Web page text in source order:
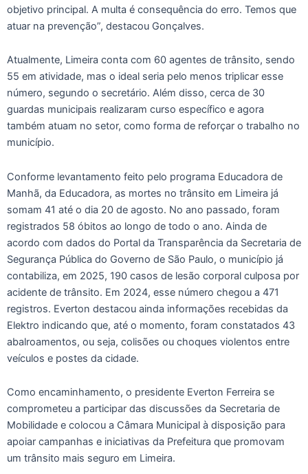
objetivo principal. A multa é consequência do erro. Temos que
atuar na prevenção”, destacou Gonçalves.
Atualmente, Limeira conta com 60 agentes de trânsito, sendo
55 em atividade, mas o ideal seria pelo menos triplicar esse
número, segundo o secretário. Além disso, cerca de 30
guardas municipais realizaram curso específico e agora
também atuam no setor, como forma de reforçar o trabalho no
município.
Conforme levantamento feito pelo programa Educadora de
Manhã, da Educadora, as mortes no trânsito em Limeira já
somam 41 até o dia 20 de agosto. No ano passado, foram
registrados 58 óbitos ao longo de todo o ano. Ainda de
acordo com dados do Portal da Transparência da Secretaria de
Segurança Pública do Governo de São Paulo, o município já
contabiliza, em 2025, 190 casos de lesão corporal culposa por
acidente de trânsito. Em 2024, esse número chegou a 471
registros. Everton destacou ainda informações recebidas da
Elektro indicando que, até o momento, foram constatados 43
abalroamentos, ou seja, colisões ou choques violentos entre
veículos e postes da cidade.
Como encaminhamento, o presidente Everton Ferreira se
comprometeu a participar das discussões da Secretaria de
Mobilidade e colocou a Câmara Municipal à disposição para
apoiar campanhas e iniciativas da Prefeitura que promovam
um trânsito mais seguro em Limeira.